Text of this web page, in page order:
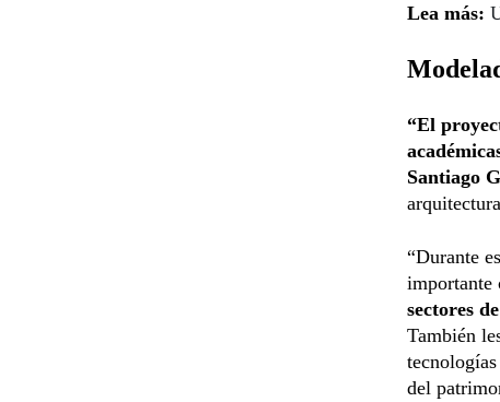
Lea más:
“El
Santiago
“Durante
importante
sectores
También
del